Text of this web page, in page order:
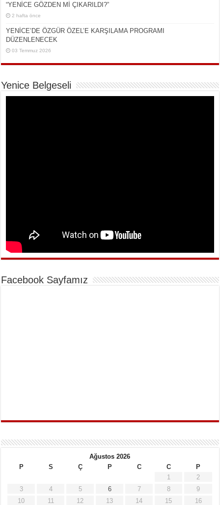
“YENİCE GÖZDEN Mİ ÇIKARILDI?”
2 hafta önce
YENİCE’DE ÖZGÜR ÖZEL’E KARŞILAMA PROGRAMI
DÜZENLENECEK
03 Temmuz 2026
Yenice Belgeseli
Facebook Sayfamız
Ağustos 2026
P
S Ç P C C
P
1
2
3
4 5 6 7 8
9
10
11 12 13 14 15 16